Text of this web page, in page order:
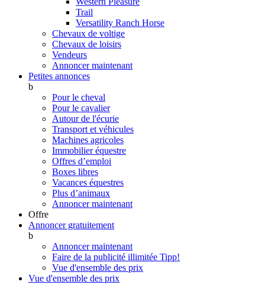
Trail
Versatility Ranch Horse
Chevaux de voltige
Chevaux de loisirs
Vendeurs
Annoncer maintenant
Petites annonces
b
Pour le cheval
Pour le cavalier
Autour de l'écurie
Transport et véhicules
Machines agricoles
Immobilier équestre
Offres d’emploi
Boxes libres
Vacances équestres
Plus d’animaux
Annoncer maintenant
Offre
Annoncer gratuitement
b
Annoncer maintenant
Faire de la publicité illimitée Tipp!
Vue d'ensemble des prix
Vue d'ensemble des prix